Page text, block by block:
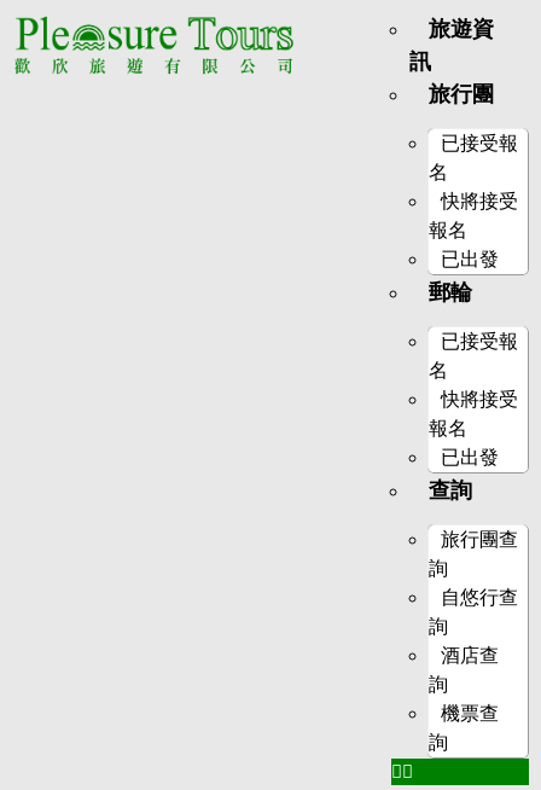
旅遊資
訊
旅行團
已接受報
名
快將接受
報名
已出發
郵輪
已接受報
名
快將接受
報名
已出發
查詢
旅行團查
詢
自悠行查
詢
酒店查
詢
機票查
詢